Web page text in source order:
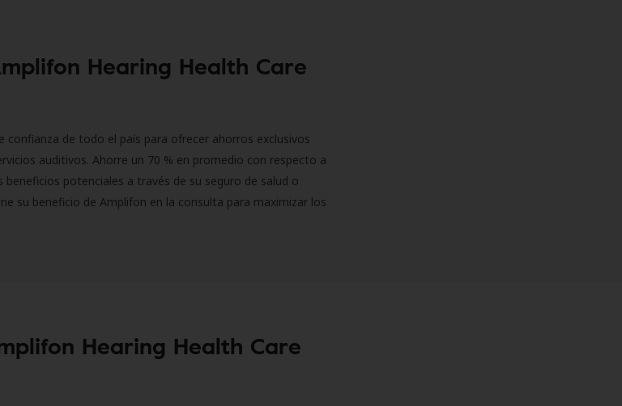
Hearing Health Care
confianza de todo el país para ofrecer ahorros exclusivos
auditivos. Ahorre un 70 % en promedio con respecto a
potenciales a través de su seguro de salud o
su beneficio de Amplifon en la consulta para maximizar los
Hearing Health Care